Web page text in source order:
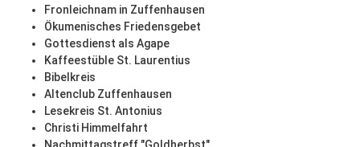
Fronleichnam in Zuffenhausen
Ökumenisches Friedensgebet
Gottesdienst als Agape
Kaffeestüble St. Laurentius
Bibelkreis
Altenclub Zuffenhausen
Lesekreis St. Antonius
Christi Himmelfahrt